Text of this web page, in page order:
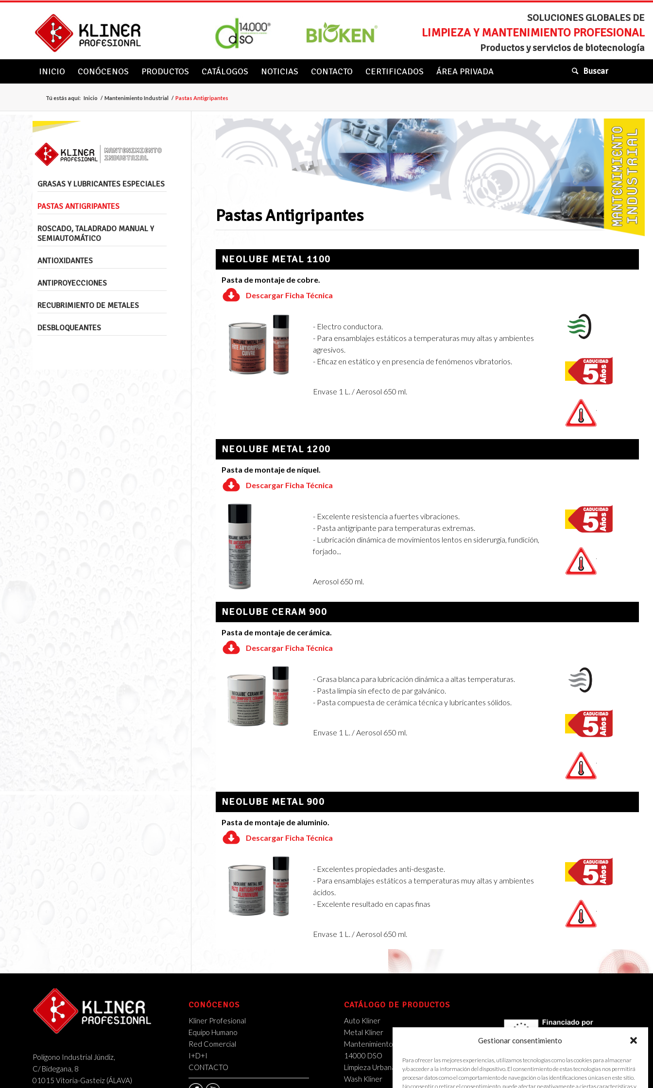
Gestionar consentimiento
Para ofrecer las mejores experiencias, utilizamos tecnologías como las cookies para almacenar
y/o acceder a la información del dispositivo. El consentimiento de estas tecnologías nos permitirá
procesar datos como el comportamiento de navegación o las identificaciones únicas en este sitio.
No consentir o retirar el consentimiento, puede afectar negativamente a ciertas características y
SOLUCIONES GLOBALES DE
LIMPIEZA Y MANTENIMIENTO PROFESIONAL
Productos y servicios de biotecnología
INICIO CONÓCENOS PRODUCTOS CATÁLOGOS NOTICIAS CONTACTO CERTIFICADOS ÁREA PRIVADA Buscar
Tú estás aquí: Inicio / Mantenimiento Industrial / Pastas Antigripantes
Pastas Antigripantes
NEOLUBE METAL 1100
Pasta de montaje de cobre.
Descargar Ficha Técnica
- Electro conductora.
- Para ensamblajes estáticos a temperaturas muy altas y ambientes
agresivos.
- Eficaz en estático y en presencia de fenómenos vibratorios.
Envase 1 L. / Aerosol 650 ml.
NEOLUBE METAL 1200
Pasta de montaje de níquel.
Descargar Ficha Técnica
- Excelente resistencia a fuertes vibraciones.
- Pasta antigripante para temperaturas extremas.
- Lubricación dinámica de movimientos lentos en siderurgia, fundición,
forjado...
Aerosol 650 ml.
NEOLUBE CERAM 900
Pasta de montaje de cerámica.
Descargar Ficha Técnica
- Grasa blanca para lubricación dinámica a altas temperaturas.
- Pasta limpia sin efecto de par galvánico.
- Pasta compuesta de cerámica técnica y lubricantes sólidos.
Envase 1 L. / Aerosol 650 ml.
NEOLUBE METAL 900
Pasta de montaje de aluminio.
Descargar Ficha Técnica
- Excelentes propiedades anti-desgaste.
- Para ensamblajes estáticos a temperaturas muy altas y ambientes
ácidos.
- Excelente resultado en capas finas
Envase 1 L. / Aerosol 650 ml.
GRASAS Y LUBRICANTES ESPECIALES
PASTAS ANTIGRIPANTES
ROSCADO, TALADRADO MANUAL Y
SEMIAUTOMÁTICO
ANTIOXIDANTES
ANTIPROYECCIONES
RECUBRIMIENTO DE METALES
DESBLOQUEANTES
Polígono Industrial Júndiz,
C/ Bidegana, 8
01015 Vitoria-Gasteiz (ÁLAVA)
CONÓCENOS
Kliner Profesional
Equipo Humano
Red Comercial
I+D+I
CONTACTO
CATÁLOGO DE PRODUCTOS
Auto Kliner
Metal Kliner
Mantenimiento Industrial
14000 DSO
Limpieza Urbana
Wash Kliner